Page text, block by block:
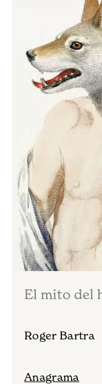
El mito del
Roger Bartra
Anagrama